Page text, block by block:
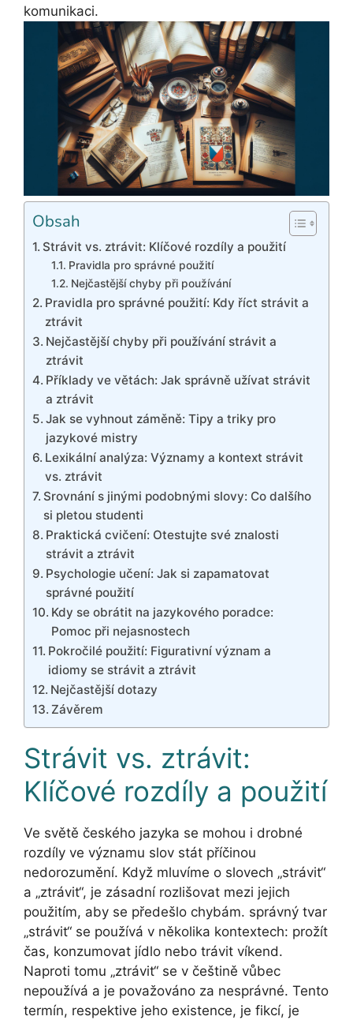
komunikaci.
Obsah
Strávit vs. ztrávit: Klíčové rozdíly a použití
Pravidla pro správné použití
Nejčastější chyby při používání
Pravidla pro správné použití: Kdy říct strávit a
ztrávit
Nejčastější chyby při používání strávit a
ztrávit
Příklady ve větách: Jak správně užívat strávit
a ztrávit
Jak se vyhnout záměně: Tipy a triky pro
jazykové mistry
Lexikální analýza: Významy a kontext strávit
vs. ztrávit
Srovnání s jinými podobnými slovy: Co dalšího
si pletou studenti
Praktická cvičení: Otestujte své znalosti
strávit a ztrávit
Psychologie učení: Jak si zapamatovat
správné použití
Kdy se obrátit na jazykového poradce:
Pomoc při nejasnostech
Pokročilé použití: Figurativní význam a
idiomy se strávit a ztrávit
Nejčastější dotazy
Závěrem
Strávit vs. ztrávit:
Klíčové rozdíly a použití
Ve světě českého jazyka se mohou i drobné
rozdíly ve významu slov stát příčinou
nedorozumění. Když mluvíme o slovech „strávit“
a „ztrávit“, je zásadní rozlišovat mezi jejich
použitím, aby se předešlo chybám. správný tvar
„strávit“ se používá v několika kontextech: prožít
čas, konzumovat jídlo nebo trávit víkend.
Naproti tomu „ztrávit“ se v češtině vůbec
nepoužívá a je považováno za nesprávné. Tento
termín, respektive jeho existence, je fikcí, je